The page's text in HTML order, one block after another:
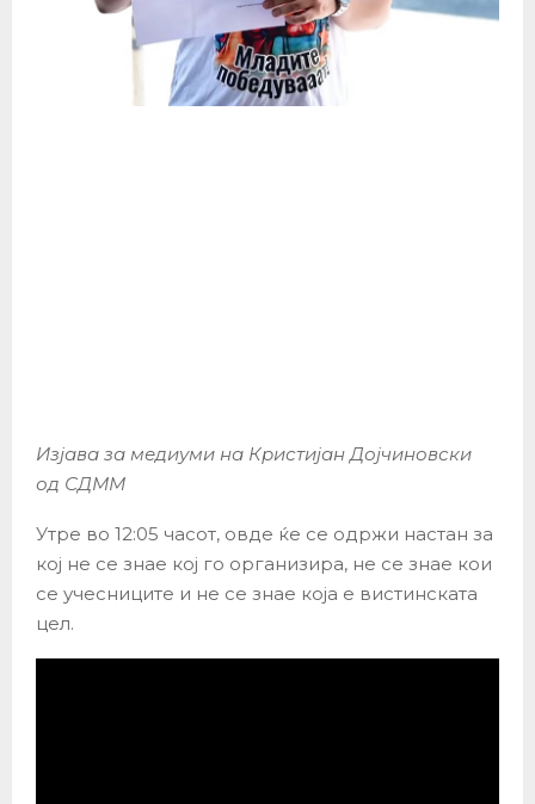
Изјава за медиуми на Кристијан Дојчиновски
од СДММ
Утре во 12:05 часот, овде ќе се одржи настан за
кој не се знае кој го организира, не се знае кои
се учесниците и не се знае која е вистинската
цел.